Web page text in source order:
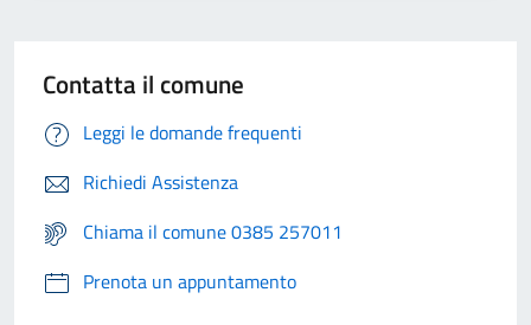
Contatta il comune
Leggi le domande frequenti
Richiedi Assistenza
Chiama il comune 0385 257011
Prenota un appuntamento